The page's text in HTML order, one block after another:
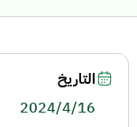
التاريخ
2024/4/16